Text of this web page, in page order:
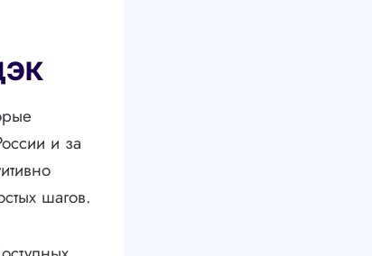
и за
шагов.